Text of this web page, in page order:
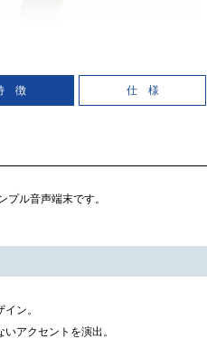
徴 仕 様
プル音声端末です。
ン。
アクセントを演出。